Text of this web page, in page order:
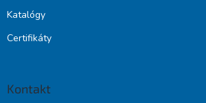
Katalógy
Certifikáty
Kontakt